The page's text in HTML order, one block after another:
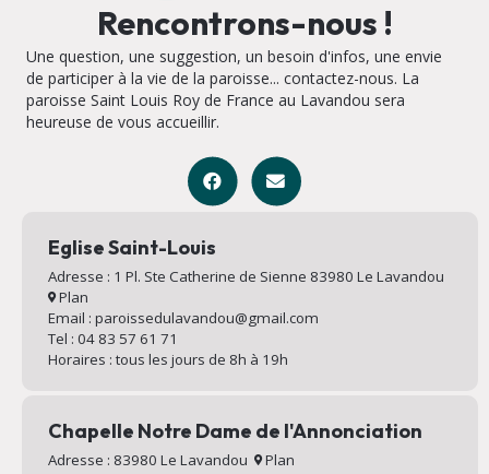
Rencontrons-nous !
Une question, une suggestion, un besoin d'infos, une envie
de participer à la vie de la paroisse... contactez-nous. La
paroisse Saint Louis Roy de France au Lavandou sera
heureuse de vous accueillir.
Eglise Saint-Louis
Adresse : 1 Pl. Ste Catherine de Sienne 83980 Le Lavandou
Plan
Email : paroissedulavandou@gmail.com
Tel : 04 83 57 61 71
Horaires : tous les jours de 8h à 19h
Chapelle Notre Dame de l'Annonciation
Adresse : 83980 Le Lavandou Plan